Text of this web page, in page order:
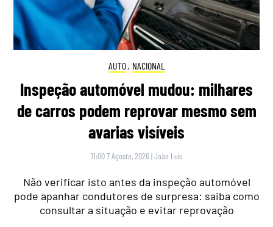
AUTO, NACIONAL
Inspeção automóvel mudou: milhares
de carros podem reprovar mesmo sem
avarias visíveis
11:00 7 Agosto, 2026 |João Luís
Não verificar isto antes da inspeção automóvel
pode apanhar condutores de surpresa: saiba como
consultar a situação e evitar reprovação